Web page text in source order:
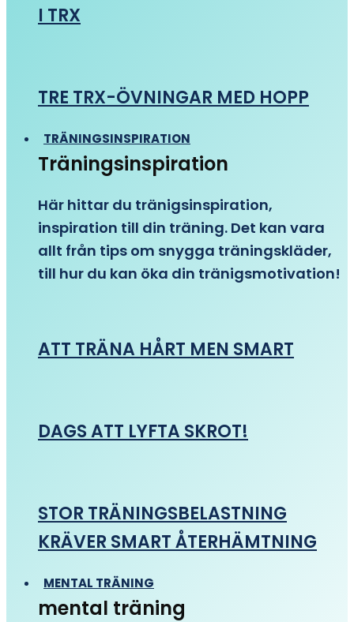
I TRX
TRE TRX-ÖVNINGAR MED HOPP
TRÄNINGSINSPIRATION
Träningsinspiration
Här hittar du tränigsinspiration,
inspiration till din träning. Det kan vara
allt från tips om snygga träningskläder,
till hur du kan öka din tränigsmotivation!
ATT TRÄNA HÅRT MEN SMART
DAGS ATT LYFTA SKROT!
STOR TRÄNINGSBELASTNING
KRÄVER SMART ÅTERHÄMTNING
MENTAL TRÄNING
mental träning